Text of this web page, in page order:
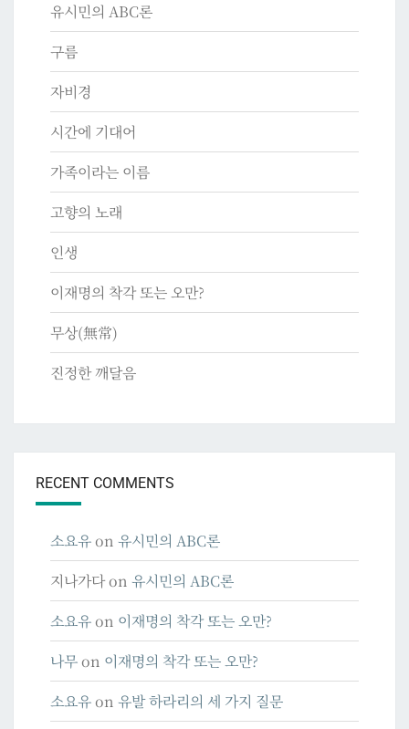
유시민의 ABC론
구름
자비경
시간에 기대어
가족이라는 이름
고향의 노래
인생
이재명의 착각 또는 오만?
무상(無常)
진정한 깨달음
RECENT COMMENTS
소요유on 유시민의 ABC론
지나가다on 유시민의 ABC론
소요유on 이재명의 착각 또는 오만?
나무on 이재명의 착각 또는 오만?
소요유on 유발 하라리의 세 가지 질문